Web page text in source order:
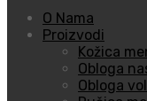
O Nama
Proizvodi
Kožica
Obloga
Obloga